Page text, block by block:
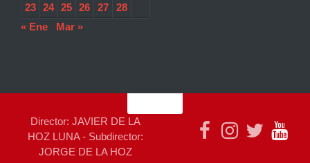
23
24 25 26 27
28
« Ene
Mar »
Director: JAVIER DE LA
HOZ LUNA - Subdirector:
JORGE DE LA HOZ